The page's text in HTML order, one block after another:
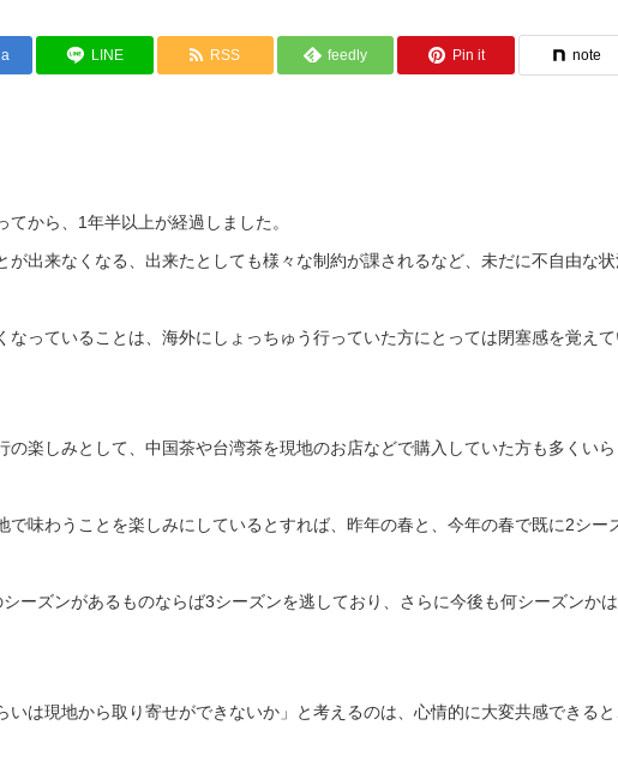
LINE RSS feedly Pin it note
から、1年半以上が経過しました。
が出来なくなる、出来たとしても様々な制約が課されるなど、未だに不自由な
っていることは、海外にしょっちゅう行っていた方にとっては閉塞感を覚え
楽しみとして、中国茶や台湾茶を現地のお店などで購入していた方も多くいら
味わうことを楽しみにしているとすれば、昨年の春と、今年の春で既に2シー
ーズンがあるものならば3シーズンを逃しており、さらに今後も何シーズンか
は現地から取り寄せができないか」と考えるのは、心情的に大変共感できると